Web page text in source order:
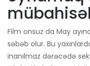
Film onsuz da May
səbəb olur. Bu
inanılmaz dərəcədə